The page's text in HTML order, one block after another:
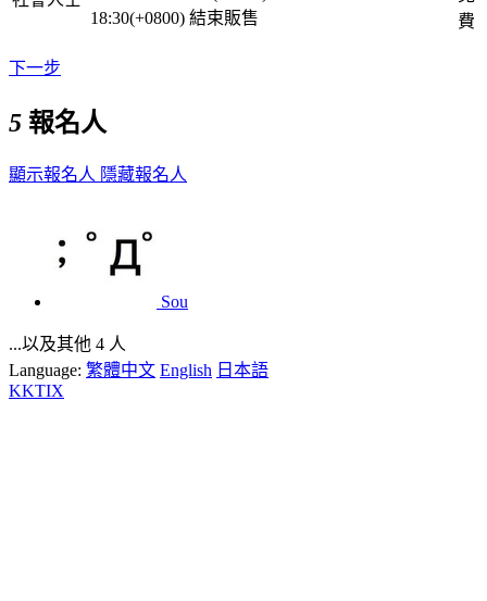
18:30(+0800) 結束販售
費
下一步
5 報名人
顯示報名人 隱藏報名人
Sou
...以及其他 4 人
Language: 繁體中文 English 日本語
KKTIX